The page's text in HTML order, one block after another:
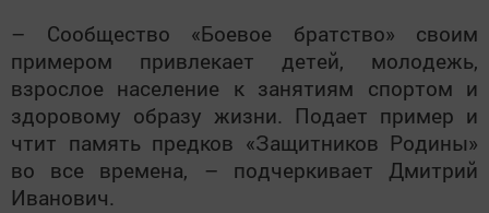
– Сообщество «Боевое братство» своим
примером привлекает детей, молодежь,
взрослое население к занятиям спортом и
здоровому образу жизни. Подает пример и
чтит память предков «Защитников Родины»
во все времена, – подчеркивает Дмитрий
Иванович.